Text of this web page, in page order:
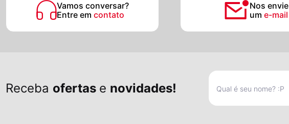
Vamos conversar?
Entre em contato
Nos envie
ume-mail
Receba ofertas e novidades!